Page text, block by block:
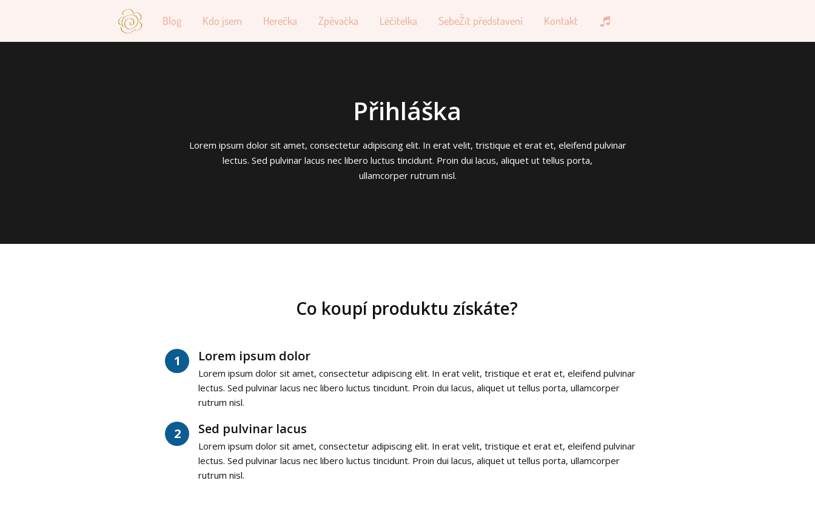
Blog Kdo jsem Herečka Zpěvačka Léčitelka SebeŽít představení Kontakt
Přihláška
Lorem ipsum dolor sit amet, consectetur adipiscing elit. In erat velit, tristique et erat et, eleifend pulvinar
lectus. Sed pulvinar lacus nec libero luctus tincidunt. Proin dui lacus, aliquet ut tellus porta,
ullamcorper rutrum nisl.
Co koupí produktu získáte?
1 Lorem ipsum dolor
Lorem ipsum dolor sit amet, consectetur adipiscing elit. In erat velit, tristique et erat et, eleifend pulvinar
lectus. Sed pulvinar lacus nec libero luctus tincidunt. Proin dui lacus, aliquet ut tellus porta, ullamcorper
rutrum nisl.
2 Sed pulvinar lacus
Lorem ipsum dolor sit amet, consectetur adipiscing elit. In erat velit, tristique et erat et, eleifend pulvinar
lectus. Sed pulvinar lacus nec libero luctus tincidunt. Proin dui lacus, aliquet ut tellus porta, ullamcorper
rutrum nisl.